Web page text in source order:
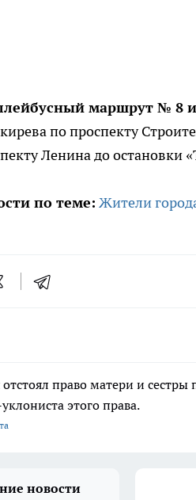
маршрут № 8
по проспекту
Ленина до остановки
по теме: Жители
отстоял право матери и
этого права.
новости